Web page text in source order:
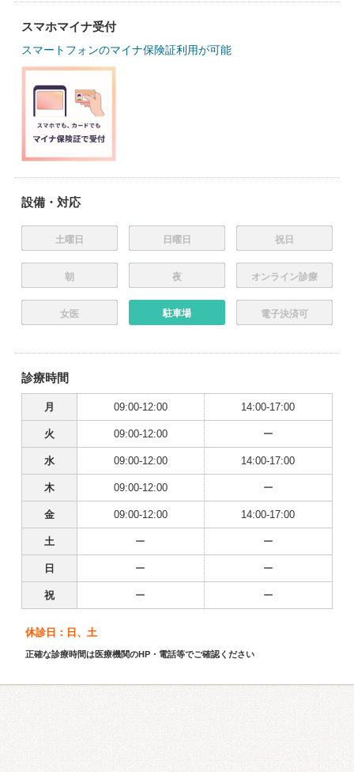
スマホマイナ受付
スマートフォンのマイナ保険証利用が可能
設備・対応
土曜日 日曜日 祝日
朝 夜 オンライン診療
女医 駐車場 電子決済可
診療時間
月 09:00-12:00 14:00-17:00
火 09:00-12:00 ー
水 09:00-12:00 14:00-17:00
木 09:00-12:00 ー
金 09:00-12:00 14:00-17:00
土 ー ー
日 ー ー
祝 ー ー
休診日：日、土
正確な診療時間は医療機関のHP・電話等でご確認ください